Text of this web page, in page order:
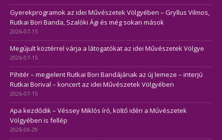
Gyerekprogramok az idei Művészetek Völgyében – Gryllus Vilmos,
Rutkai Bori Banda, Szalóki Ági és még sokan mások
2026-07-15
Megújult köztérrel várja a látogatókat az idei Művészetek Völgye
2026-07-15
Pihitér – megjelent Rutkai Bori Bandájának az új lemeze – interjú
Rutkai Borival – koncert az idei Művészetek Völgyében
2026-07-15
Apa kezdődik – Véssey Miklós író, költő idén a Művészetek
Völgyében is fellép
2026-06-29